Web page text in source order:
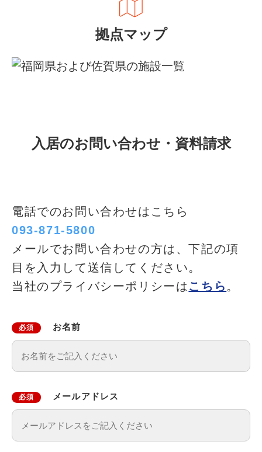
拠点マップ
入居のお問い合わせ・資料請求
電話でのお問い合わせはこちら
093-871-5800
メールでお問い合わせの方は、下記の項
目を入力して送信してください。
当社のプライバシーポリシーは こちら 。
必須 お名前
必須 メールアドレス